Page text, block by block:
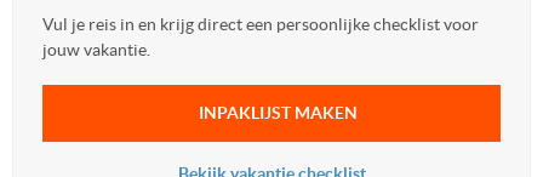
Vul je reis in en krijg direct een persoonlijke checklist voor
jouw vakantie.
INPAKLIJST MAKEN